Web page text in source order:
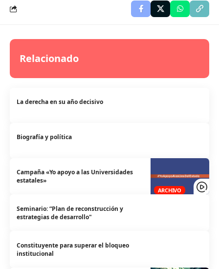
Relacionado
La derecha en su año decisivo
Biografía y política
ARCHIVO
Campaña «Yo apoyo a las Universidades
estatales»
Seminario: “Plan de reconstrucción y
estrategias de desarrollo"
Constituyente para superar el bloqueo
institucional